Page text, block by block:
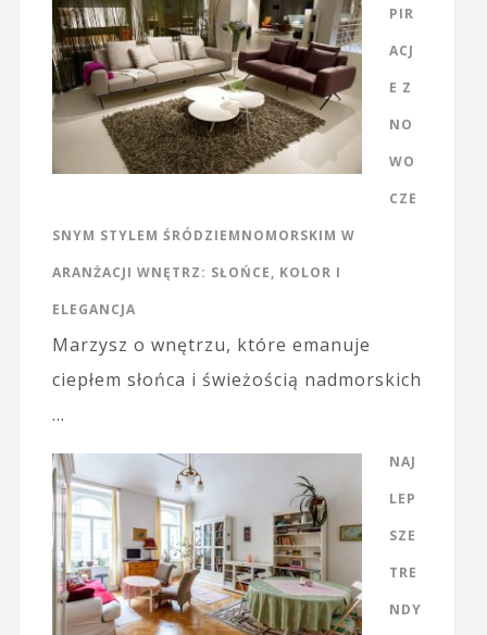
PIR
ACJ
E Z
NO
WO
CZE
SNYM STYLEM ŚRÓDZIEMNOMORSKIM W
ARANŻACJI WNĘTRZ: SŁOŃCE, KOLOR I
ELEGANCJA
Marzysz o wnętrzu, które emanuje
ciepłem słońca i świeżością nadmorskich
…
NAJ
LEP
SZE
TRE
NDY